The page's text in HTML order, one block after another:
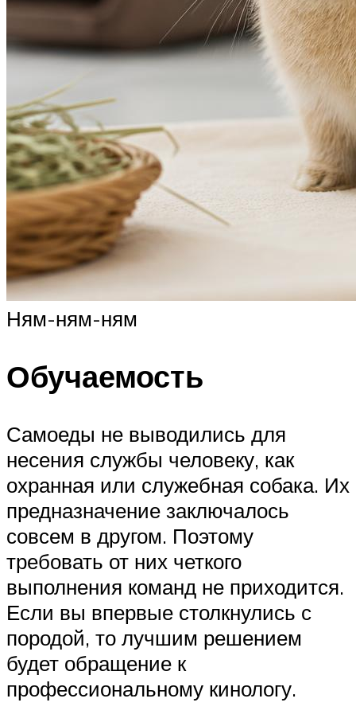
Ням-ням-ням
Обучаемость
Самоеды не выводились для
несения службы человеку, как
охранная или служебная собака. Их
предназначение заключалось
совсем в другом. Поэтому
требовать от них четкого
выполнения команд не приходится.
Если вы впервые столкнулись с
породой, то лучшим решением
будет обращение к
профессиональному кинологу.